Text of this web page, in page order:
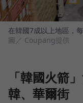
在韓國7成以上地區，
圖／ Coupang提供
「韓國火箭
韓、華爾街